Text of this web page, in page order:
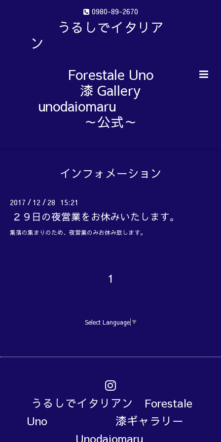
0980-89-2670
うるしでイタリア
ン
Forestale Uno
漆 Gallery
unodaiomaru
～公式～
インフォメーション
2017 / 12 / 28 15:21
２９日の夜営業をお休みいたします。
集落の集まりのため、夜営業のみお休み致します。
1
Select Language ▼
うるしでイタリアン Forestale
Uno 漆ギャラリー
Unodaiomaru